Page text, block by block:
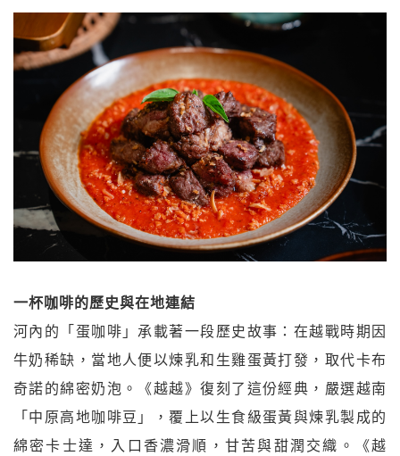
一杯咖啡的歷史與在地連結
河內的「蛋咖啡」承載著一段歷史故事：在越戰時期因
牛奶稀缺，當地人便以煉乳和生雞蛋黃打發，取代卡布
奇諾的綿密奶泡。《越越》復刻了這份經典，嚴選越南
「中原高地咖啡豆」，覆上以生食級蛋黃與煉乳製成的
綿密卡士達，入口香濃滑順，甘苦與甜潤交織。《越